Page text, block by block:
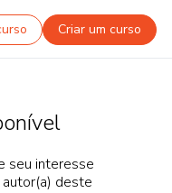
Criar um curso
seu interesse
deste